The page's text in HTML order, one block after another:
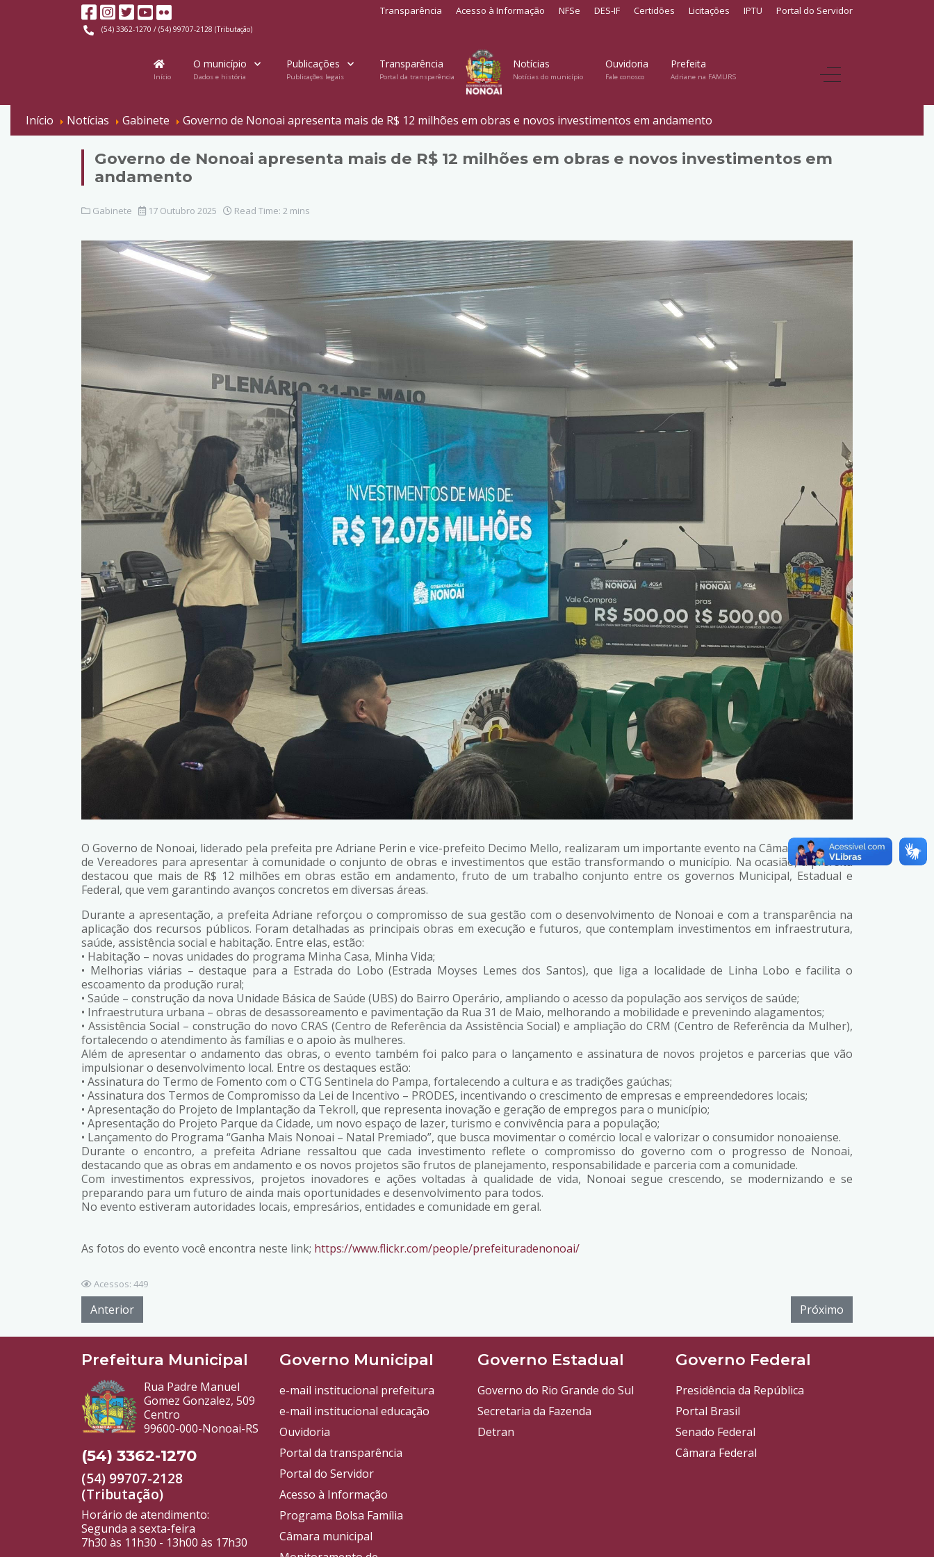
(54) 3362-1270 / (54) 99707-2128 (Tributação)
Transparência Acesso à Informação NFSe DES-IF Certidões Licitações IPTU Portal do Servidor
Início
O município
Dados e história
Publicações
Publicações legais
Transparência
Portal da transparência
Notícias
Notícias do município
Ouvidoria
Fale conosco
Prefeita
Adriane na FAMURS
Início Notícias Gabinete Governo de Nonoai apresenta mais de R$ 12 milhões em obras e novos investimentos em andamento
Governo de Nonoai apresenta mais de R$ 12 milhões em obras e novos investimentos em
andamento
Gabinete 17 Outubro 2025 Read Time: 2 mins
O Governo de Nonoai, liderado pela prefeita pre Adriane Perin e vice-prefeito Decimo Mello, realizaram um importante evento na Câmara Municipal
de Vereadores para apresentar à comunidade o conjunto de obras e investimentos que estão transformando o município. Na ocasião, a prefeita
destacou que mais de R$ 12 milhões em obras estão em andamento, fruto de um trabalho conjunto entre os governos Municipal, Estadual e
Federal, que vem garantindo avanços concretos em diversas áreas.
Durante a apresentação, a prefeita Adriane reforçou o compromisso de sua gestão com o desenvolvimento de Nonoai e com a transparência na
aplicação dos recursos públicos. Foram detalhadas as principais obras em execução e futuros, que contemplam investimentos em infraestrutura,
saúde, assistência social e habitação. Entre elas, estão:
• Habitação – novas unidades do programa Minha Casa, Minha Vida;
• Melhorias viárias – destaque para a Estrada do Lobo (Estrada Moyses Lemes dos Santos), que liga a localidade de Linha Lobo e facilita o
escoamento da produção rural;
• Saúde – construção da nova Unidade Básica de Saúde (UBS) do Bairro Operário, ampliando o acesso da população aos serviços de saúde;
• Infraestrutura urbana – obras de desassoreamento e pavimentação da Rua 31 de Maio, melhorando a mobilidade e prevenindo alagamentos;
• Assistência Social – construção do novo CRAS (Centro de Referência da Assistência Social) e ampliação do CRM (Centro de Referência da Mulher),
fortalecendo o atendimento às famílias e o apoio às mulheres.
Além de apresentar o andamento das obras, o evento também foi palco para o lançamento e assinatura de novos projetos e parcerias que vão
impulsionar o desenvolvimento local. Entre os destaques estão:
• Assinatura do Termo de Fomento com o CTG Sentinela do Pampa, fortalecendo a cultura e as tradições gaúchas;
• Assinatura dos Termos de Compromisso da Lei de Incentivo – PRODES, incentivando o crescimento de empresas e empreendedores locais;
• Apresentação do Projeto de Implantação da Tekroll, que representa inovação e geração de empregos para o município;
• Apresentação do Projeto Parque da Cidade, um novo espaço de lazer, turismo e convivência para a população;
• Lançamento do Programa “Ganha Mais Nonoai – Natal Premiado”, que busca movimentar o comércio local e valorizar o consumidor nonoaiense.
Durante o encontro, a prefeita Adriane ressaltou que cada investimento reflete o compromisso do governo com o progresso de Nonoai,
destacando que as obras em andamento e os novos projetos são frutos de planejamento, responsabilidade e parceria com a comunidade.
Com investimentos expressivos, projetos inovadores e ações voltadas à qualidade de vida, Nonoai segue crescendo, se modernizando e se
preparando para um futuro de ainda mais oportunidades e desenvolvimento para todos.
No evento estiveram autoridades locais, empresários, entidades e comunidade em geral.
As fotos do evento você encontra neste link; https://www.flickr.com/people/prefeituradenonoai/
Acessos: 449
Anterior Próximo
Prefeitura Municipal
Rua Padre Manuel
Gomez Gonzalez, 509
Centro
99600-000-Nonoai-RS
(54) 3362-1270
(54) 99707-2128
(Tributação)
Horário de atendimento:
Segunda a sexta-feira
7h30 às 11h30 - 13h00 às 17h30
Governo Municipal
e-mail institucional prefeitura
e-mail institucional educação
Ouvidoria
Portal da transparência
Portal do Servidor
Acesso à Informação
Programa Bolsa Família
Câmara municipal
Governo Estadual
Governo do Rio Grande do Sul
Secretaria da Fazenda
Detran
Governo Federal
Presidência da República
Portal Brasil
Senado Federal
Câmara Federal